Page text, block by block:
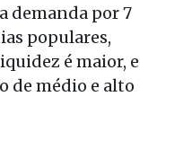
demanda por 7
populares,
é maior, e
de médio e alto